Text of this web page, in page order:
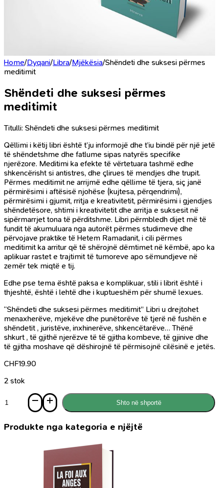
Home/Dyqani/Libra/Mjëkësia/Shëndeti dhe suksesi përmes
meditimit
Shëndeti dhe suksesi përmes
meditimit
Titulli: Shëndeti dhe suksesi përmes meditimit
Qëllimi i këtij libri është t’ju informojë dhe t’iu bindë për një jetë
të shëndetshme dhe fatlume sipas natyrës specifike
njerëzore. Meditimi ka efekte të vërtetuara tashmë edhe
shkencërisht si antistres, dhe çlirues të mendjes dhe trupit.
Përmes meditimit ne arrijmë edhe qëllime të tjera, siç janë
përmirësimi i aftësisë njohëse (kujtesa, përqendrimi),
përmirësimi i gjumit, rritja e kreativitetit, përmirësimi i gjendjes
shëndetësore, shtimi i kreativitetit dhe arritja e suksesit në
sipërmarrjet tona të përditshme. Libri përmbledh dijet më të
fundit të akumuluara nga autorët përmes studimeve dhe
përvojave praktike të Hetem Ramadanit, i cili përmes
meditimit ka arritur që të shërojnë dëmtimet në këmbë, apo ka
aplikuar rastet e trajtimit të tumoreve apo sëmundjeve në
zemër tek miqtë e tij.
Edhe pse tema është paksa e komplikuar, stili i librit është i
thjeshtë, është i lehtë dhe i kuptueshëm për shumë lexues.
“Shëndeti dhe suksesi përmes meditimit” Libri u drejtohet
menaxherëve, mjekëve dhe punëtorëve të tjerë në fushën e
shëndetit , juristëve, inxhinerëve, shkencëtarëve… Thënë
shkurt , të gjithë njerëzve të të gjitha kombeve, të gjinive dhe
të gjitha moshave që dëshirojnë të përmisojnë cilësinë e jetës.
CHF19.90
2 stok
Shëndeti
suksesi
Shto në shportë
Produkte nga kategoria e njëjtë